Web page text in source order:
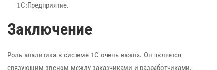
1С:Предприятие.
Заключение
Роль аналитика в системе 1С очень важна. Он является
связующим звеном между заказчиками и разработчиками,